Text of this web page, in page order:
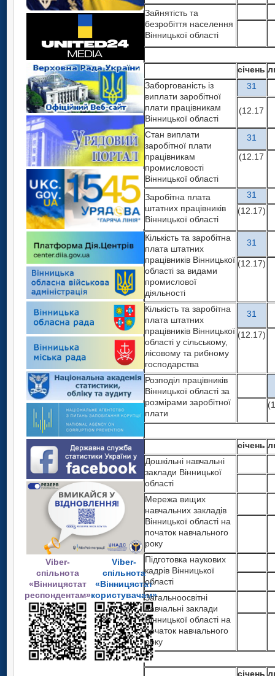
Viber-
спільнота
«Вінницястат
респондентам»
Viber-
спільнота
«Вінницястат
користувачам»
Зайнятість та
безробіття населення
Вінницької області
січень
Заборгованість із
виплати заробітної
плати працівникам
Вінницької області
31
(12.17
Стан виплати
заробітної плати
працівникам
промисловості
Вінницької області
31
(12.17
Заробітна плата
штатних працівників
Вінницької області
31
(12.17)
Кількість та заробітна
плата штатних
працівників Вінницької
області за видами
промислової
діяльності
31
(12.17)
Кількість та заробітна
плата штатних
працівників Вінницької
області у сільському,
лісовому та рибному
господарства
31
(12.17)
Розподіл працівників
Вінницької області за
розмірами заробітної
плати
січень
Дошкільні навчальні
заклади Вінницької
області
Мережа вищих
навчальних закладів
Вінницької області на
початок навчального
року
Підготовка наукових
кадрів Вінницької
області
Загальноосвітні
навчальні заклади
Вінницької області на
початок навчального
року
січень